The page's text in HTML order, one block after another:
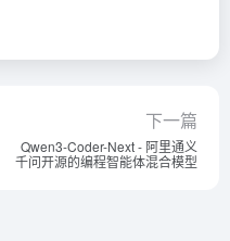
下一篇
Qwen3-Coder-Next - 阿里通义
千问开源的编程智能体混合模型